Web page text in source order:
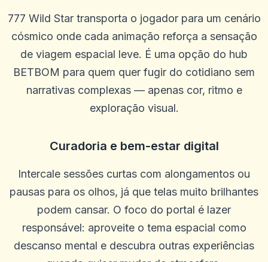
777 Wild Star transporta o jogador para um cenário
cósmico onde cada animação reforça a sensação
de viagem espacial leve. É uma opção do hub
BETBOM para quem quer fugir do cotidiano sem
narrativas complexas — apenas cor, ritmo e
exploração visual.
Curadoria e bem-estar digital
Intercale sessões curtas com alongamentos ou
pausas para os olhos, já que telas muito brilhantes
podem cansar. O foco do portal é lazer
responsável: aproveite o tema espacial como
descanso mental e descubra outras experiências
Khiêm Phạm
Site de design moderno, equipe simpática
Lee Guerrero
SEM problemas para retirar. Os agentes estão sempre dispostos a
ajudar e me orientar em qualquer problema que tive. Melhor site
até agora. Feliz com tudo
0
Margaret Rodriguez
Ótimo cassino, muitas rodadas grátis